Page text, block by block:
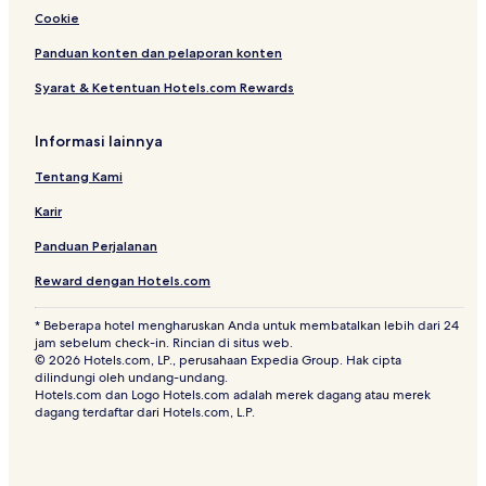
Hotel dengan Kolam Renang di Cisarua
Hotel di Bogor Timur
Resor & Hotel dengan Spa di Bogor
Hotel di Bogor Barat
Hotel dengan Tempat Parkir di Ciloto
Hotel dekat The Jungle Water Adventure
Hotel Bintang 3 di Bogor
Hotel dengan Kolam Renang di Sukaraja
Hotel Bintang 4 di Bogor
Hotel dengan Dapur Kecil di Cinere
Hotel Keluarga di Bogor
Hotel dengan Sarapan Gratis di Bogor
Cookie
Panduan konten dan pelaporan konten
Syarat & Ketentuan Hotels.com Rewards
Informasi lainnya
Tentang Kami
Karir
Panduan Perjalanan
Reward dengan Hotels.com
* Beberapa hotel mengharuskan Anda untuk membatalkan lebih dari 24
jam sebelum check-in. Rincian di situs web.
© 2026 Hotels.com, LP., perusahaan Expedia Group. Hak cipta
dilindungi oleh undang-undang.
Hotels.com dan Logo Hotels.com adalah merek dagang atau merek
dagang terdaftar dari Hotels.com, L.P.